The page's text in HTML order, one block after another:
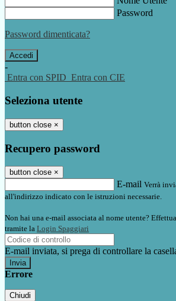
Password
Password dimenticata?
-
Entra con SPID Entra con CIE
Seleziona utente
button close ×
Recupero password
button close ×
E-mail Verrà
all'indirizzo indicato con le istruzioni necessarie.
Non hai una e-mail associata al nome utente?
tramite la Login Spaggiari
E-mail inviata, si prega di controllare la
Errore
Chiudi